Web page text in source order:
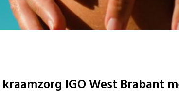
IGO West Brabant